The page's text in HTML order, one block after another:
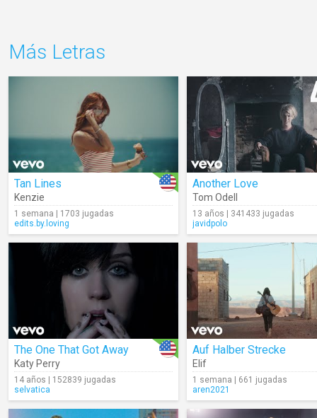
Más Letras
Tan Lines
Kenzie
1 semana | 1703 jugadas
edits.by.loving
Another Love
Tom Odell
13 años | 341433 jugadas
javidpolo
The One That Got Away
Katy Perry
14 años | 152839 jugadas
selvatica
Auf Halber Strecke
Elif
1 semana | 661 jugadas
aren2021